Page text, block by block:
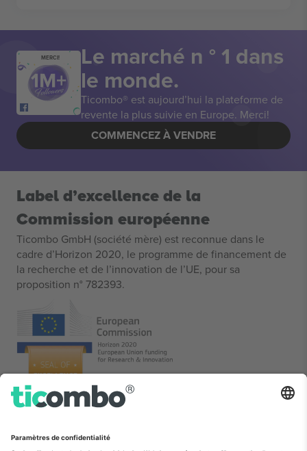
MERCI! Le marché n ° 1 dans
le monde.
Ticombo® est aujourd’hui la plateforme de
revente la plus suivie en Europe. Merci!
COMMENCEZ À VENDRE
Label d’excellence de la
Commission européenne
Ticombo GmbH (société mère) est reconnue dans le
cadre d’Horizon 2020, le programme de financement de
la recherche et de l’innovation de l’UE, pour sa
proposition n° 782393.